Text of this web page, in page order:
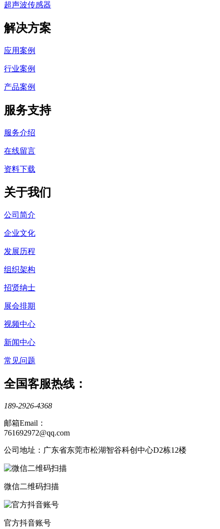
超声波传感器
解决方案
应用案例
行业案例
产品案例
服务支持
服务介绍
在线留言
资料下载
关于我们
公司简介
企业文化
发展历程
组织架构
招贤纳士
展会排期
视频中心
新闻中心
常见问题
全国客服热线：
189-2926-4368
邮箱Email：
761692972@qq.com
公司地址：广东省东莞市松湖智谷科创中心D2栋12楼
微信二维码扫描
官方抖音账号